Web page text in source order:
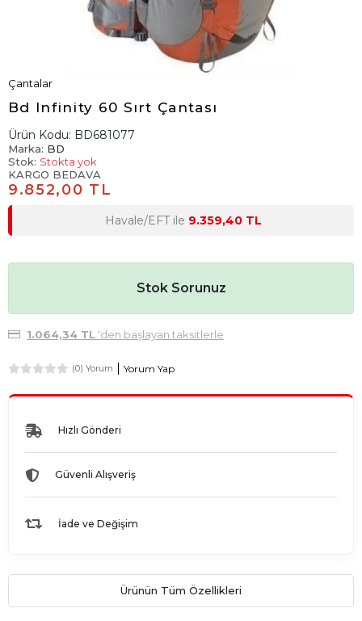
Çantalar
Bd Infinity 60 Sırt Çantası
Ürün Kodu: BD681077
Marka: BD
Stok: Stokta yok
KARGO BEDAVA
9.852,00 TL
Havale/EFT ile 9.359,40 TL
Stok Sorunuz
1.064,34 TL'den başlayan taksitlerle
(0) Yorum Yorum Yap
Hızlı Gönderi
Güvenli Alışveriş
İade ve Değişim
Ürünün Tüm Özellikleri